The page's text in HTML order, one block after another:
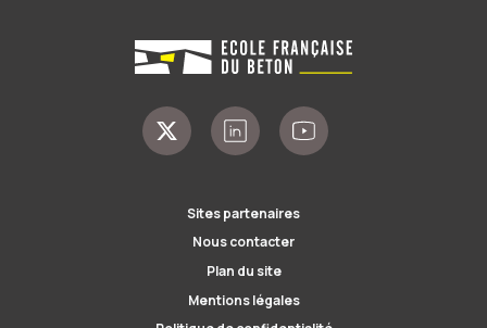
Sites partenaires
Nous contacter
Plan du site
Mentions légales